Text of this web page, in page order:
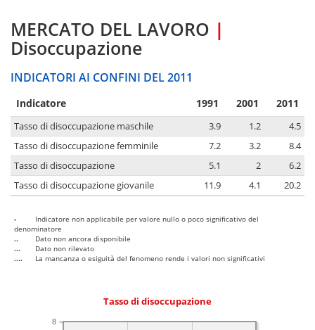
MERCATO DEL LAVORO |
Disoccupazione
INDICATORI AI CONFINI DEL 2011
Indicatore 1991 2001 2011
Tasso di disoccupazione maschile 3.9 1.2
4.5
Tasso di disoccupazione femminile
7.2 3.2
8.4
Tasso di disoccupazione
5.1 2
6.2
Tasso di disoccupazione giovanile
11.9 4.1 20.2
-
Indicatore non applicabile per valore nullo o poco significativo del
denominatore
..
Dato non ancora disponibile
...
Dato non rilevato
....
La mancanza o esiguità del fenomeno rende i valori non significativi
Tasso di disoccupazione
8